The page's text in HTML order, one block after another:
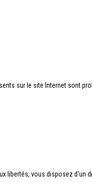
sur le site Internet sont
libertés, vous disposez d'un